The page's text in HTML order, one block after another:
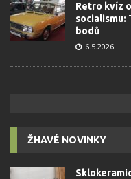
Retro kvíz
socialismu:
bodů
6.5.2026
ŽHAVÉ NOVINKY